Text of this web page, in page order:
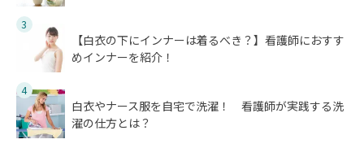
3
【白衣の下にインナーは着るべき？】看護師におすす
めインナーを紹介！
4
白衣やナース服を自宅で洗濯！ 看護師が実践する洗
濯の仕方とは？